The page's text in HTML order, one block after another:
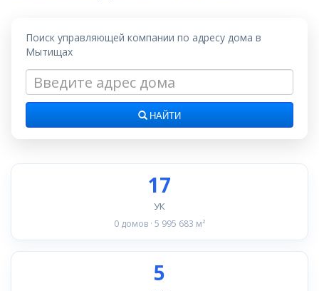
Поиск управляющей компании по адресу дома в
Мытищах
НАЙТИ
17
УК
0 домов · 5 995 683 м²
5